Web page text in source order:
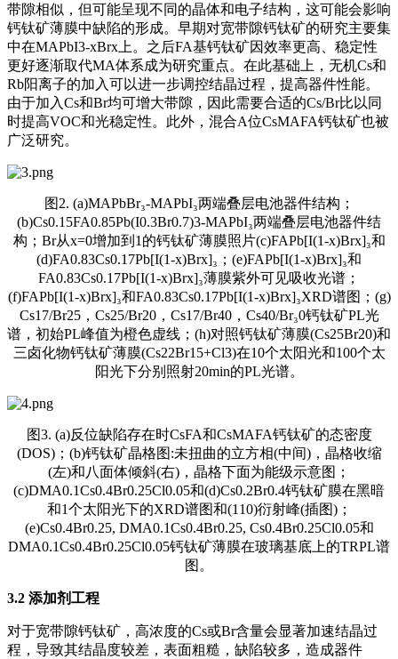
带隙相似，但可能呈现不同的晶体和电子结构，这可能会影响
钙钛矿薄膜中缺陷的形成。早期对宽带隙钙钛矿的研究主要集
中在MAPbI3-xBrx上。之后FA基钙钛矿因效率更高、稳定性
更好逐渐取代MA体系成为研究重点。在此基础上，无机Cs和
Rb阳离子的加入可以进一步调控结晶过程，提高器件性能。
由于加入Cs和Br均可增大带隙，因此需要合适的Cs/Br比以同
时提高VOC和光稳定性。此外，混合A位CsMAFA钙钛矿也被
广泛研究。
图2. (a)MAPbBr₃-MAPbI₃两端叠层电池器件结构；
(b)Cs0.15FA0.85Pb(I0.3Br0.7)3-MAPbI₃两端叠层电池器件结
构；Br从x=0增加到1的钙钛矿薄膜照片(c)FAPb[I(1-x)Brx]₃和
(d)FA0.83Cs0.17Pb[I(1-x)Brx]₃；(e)FAPb[I(1-x)Brx]₃和
FA0.83Cs0.17Pb[I(1-x)Brx]₃薄膜紫外可见吸收光谱；
(f)FAPb[I(1-x)Brx]₃和FA0.83Cs0.17Pb[I(1-x)Brx]₃XRD谱图；(g)
Cs17/Br25，Cs25/Br20，Cs17/Br40，Cs40/Br₃0钙钛矿PL光
谱，初始PL峰值为橙色虚线；(h)对照钙钛矿薄膜(Cs25Br20)和
三卤化物钙钛矿薄膜(Cs22Br15+Cl3)在10个太阳光和100个太
阳光下分别照射20min的PL光谱。
图3. (a)反位缺陷存在时CsFA和CsMAFA钙钛矿的态密度
(DOS)；(b)钙钛矿晶格图:未扭曲的立方相(中间)，晶格收缩
(左)和八面体倾斜(右)，晶格下面为能级示意图；
(c)DMA0.1Cs0.4Br0.25Cl0.05和(d)Cs0.2Br0.4钙钛矿膜在黑暗
和1个太阳光下的XRD谱图和(110)衍射峰(插图)；
(e)Cs0.4Br0.25, DMA0.1Cs0.4Br0.25, Cs0.4Br0.25Cl0.05和
DMA0.1Cs0.4Br0.25Cl0.05钙钛矿薄膜在玻璃基底上的TRPL谱
图。
3.2 添加剂工程
对于宽带隙钙钛矿，高浓度的Cs或Br含量会显著加速结晶过
程，导致其结晶度较差，表面粗糙，缺陷较多，造成器件